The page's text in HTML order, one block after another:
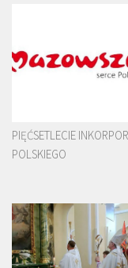
PIĘĆSETLECIE
POLSKIEGO